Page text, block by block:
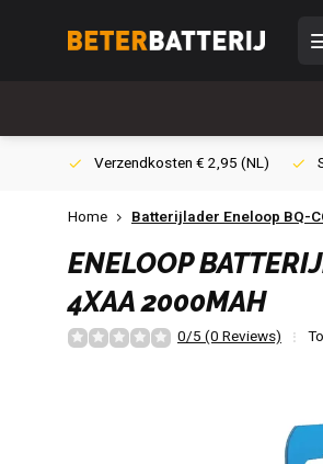
Verzendkosten € 2,95 (NL)
Home Batterijlader Eneloop BQ-
ENELOOP
4XAA 2000MAH
0/5 (0 Reviews)